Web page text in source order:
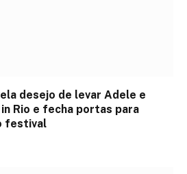
desejo de levar Adele e
in Rio e fecha portas para
festival